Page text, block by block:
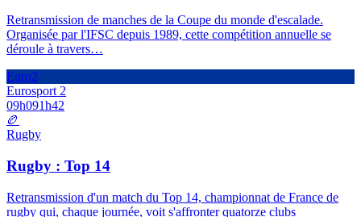
Retransmission de manches de la Coupe du monde d'escalade.
Organisée par l'IFSC depuis 1989, cette compétition annuelle se
déroule à travers…
Euro2
Eurosport 2
09h091h42
🏉
Rugby
Rugby : Top 14
Retransmission d'un match du Top 14, championnat de France de
rugby qui, chaque journée, voit s'affronter quatorze clubs